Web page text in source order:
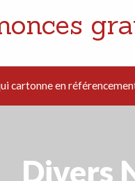
cartonne en
Divers